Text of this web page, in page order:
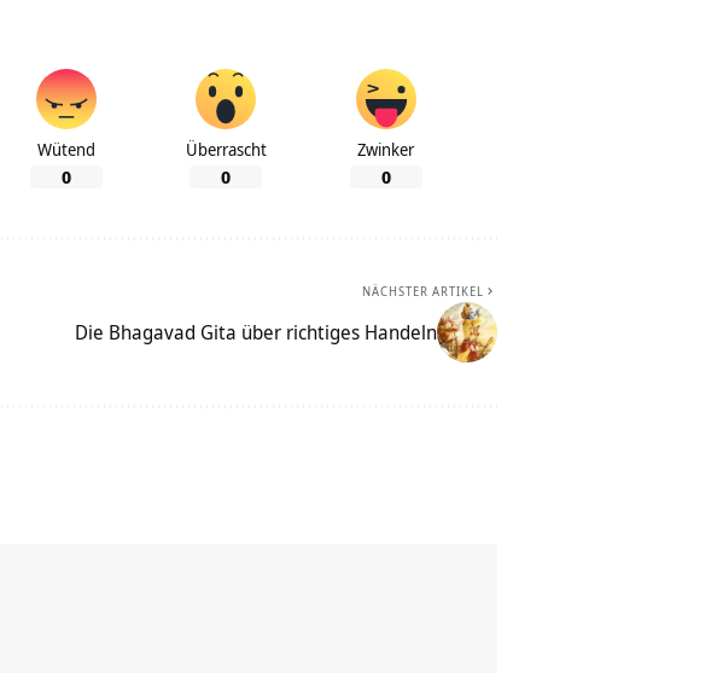
Wütend
0
Überrascht
0
Zwinker
0
NÄCHSTER ARTIKEL
Die Bhagavad Gita über richtiges Handeln